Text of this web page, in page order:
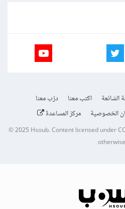
الشائعة اكتب معنا
درّب معنا
الخصوصية مركز المساعدة
© 2025Hsoub.Content licensed under